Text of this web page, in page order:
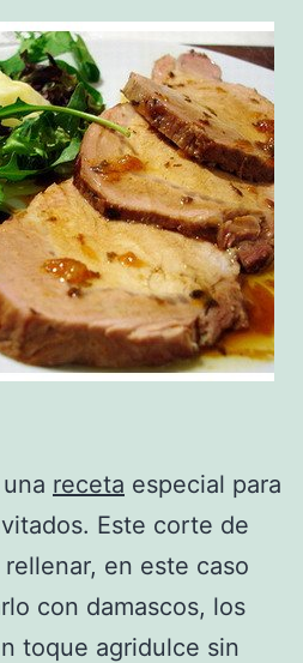
receta especial para
Este corte de
en este caso
con damascos, los
toque agridulce sin